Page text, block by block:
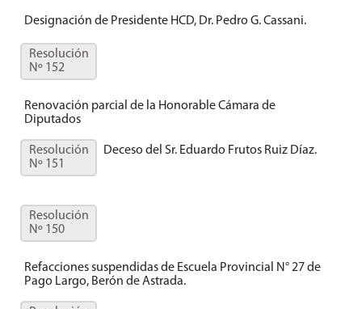
Designación de Presidente HCD, Dr. Pedro G. Cassani.
Resolución
Nº 152
Renovación parcial de la Honorable Cámara de
Diputados
Resolución
Nº 151
Deceso del Sr. Eduardo Frutos Ruiz Díaz.
Resolución
Nº 150
Refacciones suspendidas de Escuela Provincial N° 27 de
Pago Largo, Berón de Astrada.